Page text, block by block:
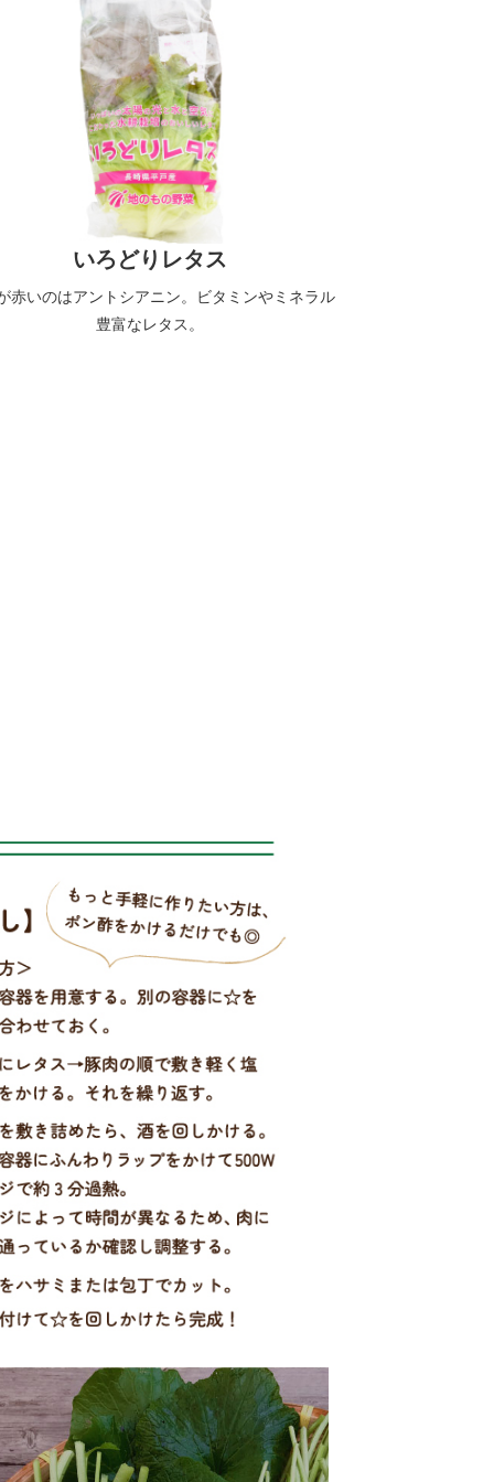
いろどりレタス
赤いのはアントシアニン。ビタミンやミネラル
豊富なレタス。